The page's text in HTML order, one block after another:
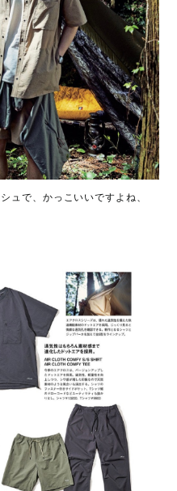
ュで、かっこいいですよね、